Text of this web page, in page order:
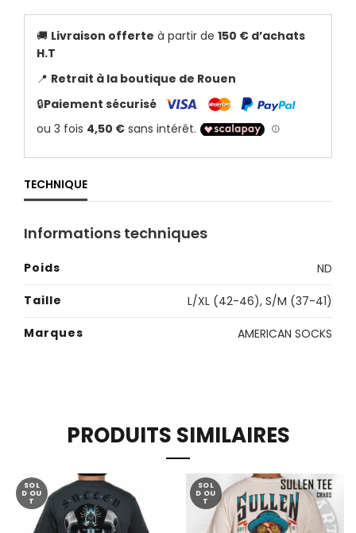
🚚 Livraison offerte à partir de 150 € d’achats
H.T
📍 Retrait à la boutique de Rouen
🔒Paiement sécurisé
TECHNIQUE
Informations techniques
Poids
ND
Taille
L/XL (42-46), S/M (37-41)
Marques
AMERICAN SOCKS
PRODUITS SIMILAIRES
SOL
D OU
T
SOL
D OU
T